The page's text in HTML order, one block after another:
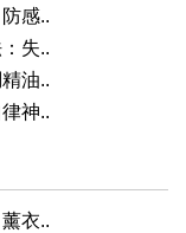
感..
失..
油..
神..
衣..